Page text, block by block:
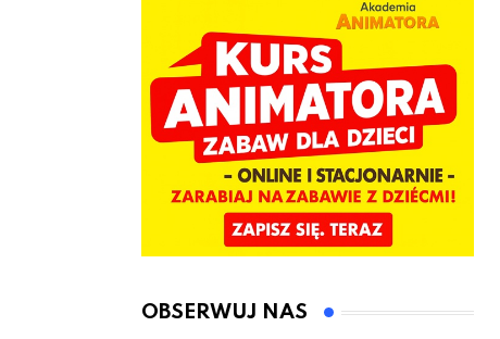
OBSERWUJ NAS